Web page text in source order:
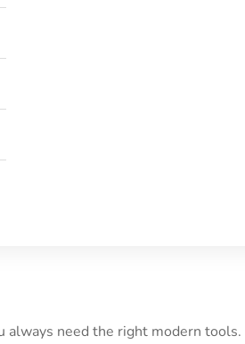
need the right modern